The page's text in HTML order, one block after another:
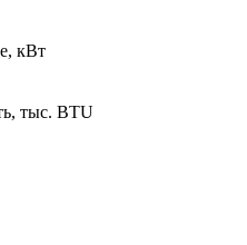
кВт
тыс. BTU